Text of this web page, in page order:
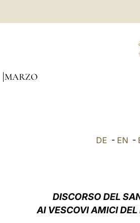
MARZO
DE - EN -
DISCORSO DEL
AI VESCOVI AMICI